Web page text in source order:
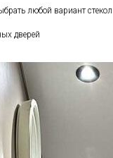
любой вариант стекол
дверей